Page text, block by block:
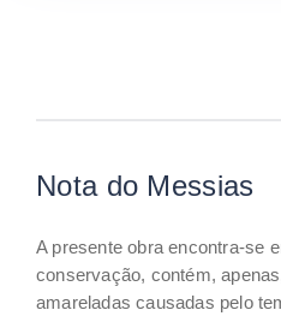
Nota do Messias
A presente obra encontra-se
conservação, contém,
amareladas causadas pelo